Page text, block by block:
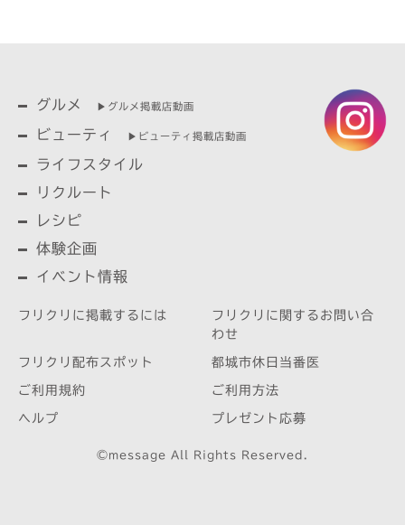
グルメ ▶︎グルメ掲載店動画
ビューティ ▶︎ビューティ掲載店動画
ライフスタイル
リクルート
レシピ
体験企画
イベント情報
フリクリに掲載するには
フリクリに関するお問い合
わせ
フリクリ配布スポット 都城市休日当番医
ご利用規約 ご利用方法
ヘルプ プレゼント応募
©message All Rights Reserved.